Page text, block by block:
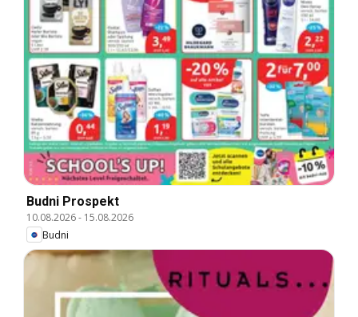
Budni Prospekt
10.08.2026- 15.08.2026
Budni